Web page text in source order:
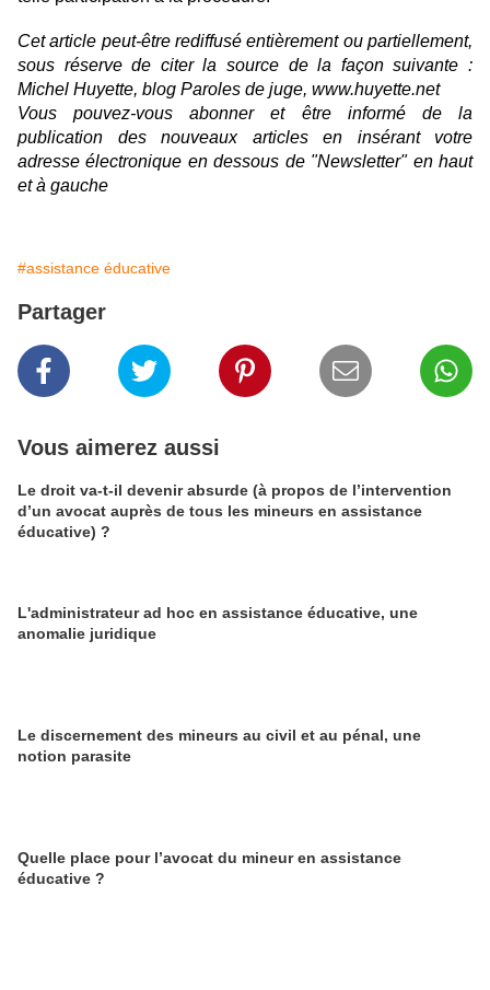
Cet article peut-être rediffusé entièrement ou partiellement,
sous réserve de citer la source de la façon suivante :
Michel Huyette, blog Paroles de juge, www.huyette.net
Vous pouvez-vous abonner et être informé de la
publication des nouveaux articles en insérant votre
adresse électronique en dessous de "Newsletter" en haut
et à gauche
#assistance éducative
Partager
Vous aimerez aussi
Le droit va-t-il devenir absurde (à propos de l’intervention
d’un avocat auprès de tous les mineurs en assistance
éducative) ?
L'administrateur ad hoc en assistance éducative, une
anomalie juridique
Le discernement des mineurs au civil et au pénal, une
notion parasite
Quelle place pour l’avocat du mineur en assistance
éducative ?